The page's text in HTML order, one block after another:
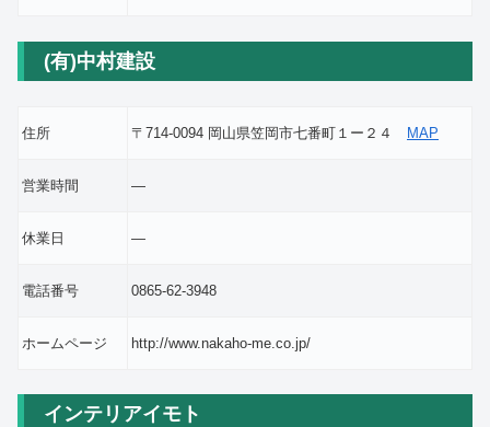
(有)中村建設
住所 〒714-0094 岡山県笠岡市七番町１ー２４ MAP
営業時間 ―
休業日 ―
電話番号 0865-62-3948
ホームページ http://www.nakaho-me.co.jp/
インテリアイモト